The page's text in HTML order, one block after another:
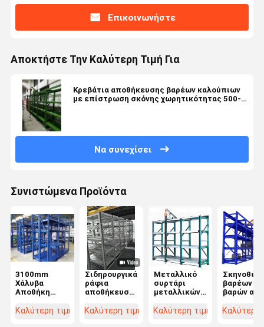
Επικοινωνήστε
Αποκτήστε Την Καλύτερη Τιμή Για
Κρεβάτια αποθήκευσης βαρέων καλούπιων
με επίστρωση σκόνης χωρητικότητας 500-
Να συνεχίσει
Συνιστώμενα Προϊόντα
3100mm
Χάλυβα
Αποθήκη
Σχήματος
Καλύτερη τιμή
Σιδηρουργικά
ράφια
αποθήκευσης
ένεσης,
Καλύτερη τιμή
Μεταλλικό
συρτάρι
μεταλλικών
Καλύτερη τιμή
βαρέων
βαρών από
τύπου
Καλύτερη